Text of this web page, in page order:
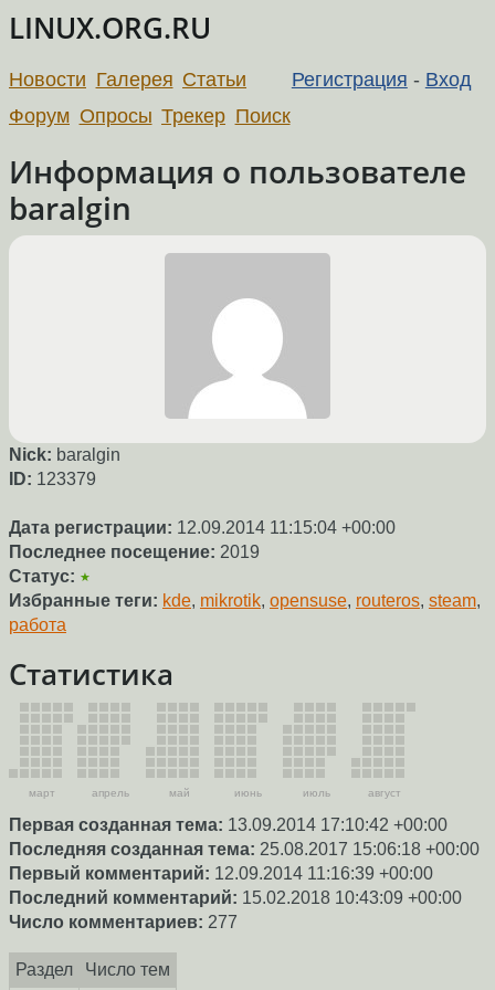
LINUX.ORG.RU
Регистрация - Вход
Новости Галерея Статьи
Форум Опросы Трекер Поиск
Информация о пользователе
baralgin
Nick: baralgin
ID: 123379
Дата регистрации: 12.09.2014 11:15:04 +00:00
Последнее посещение: 2019
Статус: ★
Избранные теги: kde, mikrotik, opensuse, routeros, steam,
работа
Статистика
март апрель май июнь июль август
Первая созданная тема: 13.09.2014 17:10:42 +00:00
Последняя созданная тема: 25.08.2017 15:06:18 +00:00
Первый комментарий: 12.09.2014 11:16:39 +00:00
Последний комментарий: 15.02.2018 10:43:09 +00:00
Число комментариев: 277
Раздел Число тем